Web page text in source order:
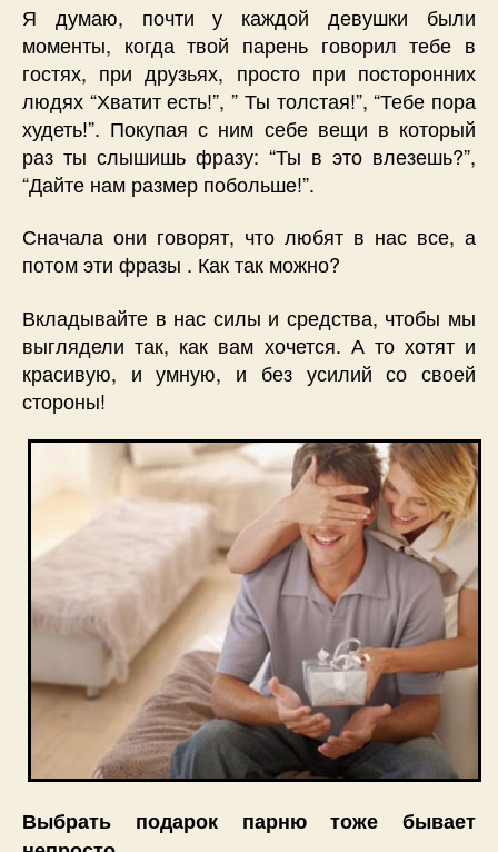
Я думаю, почти у каждой девушки были
моменты, когда твой парень говорил тебе в
гостях, при друзьях, просто при посторонних
людях “Хватит есть!”, ” Ты толстая!”, “Тебе пора
худеть!”. Покупая с ним себе вещи в который
раз ты слышишь фразу: “Ты в это влезешь?”,
“Дайте нам размер побольше!”.
Сначала они говорят, что любят в нас все, а
потом эти фразы . Как так можно?
Вкладывайте в нас силы и средства, чтобы мы
выглядели так, как вам хочется. А то хотят и
красивую, и умную, и без усилий со своей
стороны!
Выбрать подарок парню тоже бывает